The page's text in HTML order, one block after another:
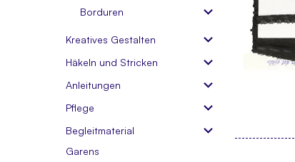
Borduren
Kreatives Gestalten
Häkeln und Stricken
Anleitungen
Pflege
Begleitmaterial
Garens